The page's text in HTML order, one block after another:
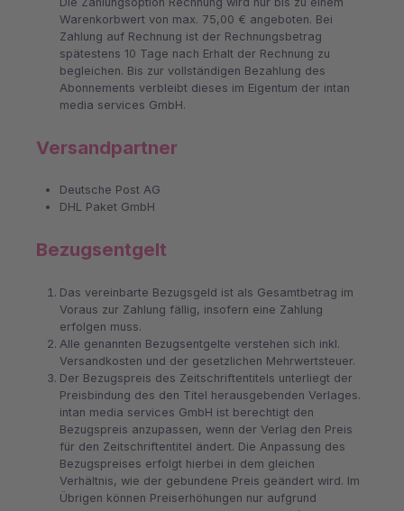
Warenkorbwert von max. 75,00 € angeboten. Bei
Zahlung auf Rechnung ist der Rechnungsbetrag
spätestens 10 Tage nach Erhalt der Rechnung zu
begleichen. Bis zur vollständigen Bezahlung des
Abonnements verbleibt dieses im Eigentum der intan
media services GmbH.
Versandpartner
Deutsche Post AG
DHL Paket GmbH
Bezugsentgelt
Das vereinbarte Bezugsgeld ist als Gesamtbetrag im
Voraus zur Zahlung fällig, insofern eine Zahlung
erfolgen muss.
Alle genannten Bezugsentgelte verstehen sich inkl.
Versandkosten und der gesetzlichen Mehrwertsteuer.
Der Bezugspreis des Zeitschriftentitels unterliegt der
Preisbindung des den Titel herausgebenden Verlages.
intan media services GmbH ist berechtigt den
Bezugspreis anzupassen, wenn der Verlag den Preis
für den Zeitschriftentitel ändert. Die Anpassung des
Bezugspreises erfolgt hierbei in dem gleichen
Verhältnis, wie der gebundene Preis geändert wird. Im
Übrigen können Preiserhöhungen nur aufgrund